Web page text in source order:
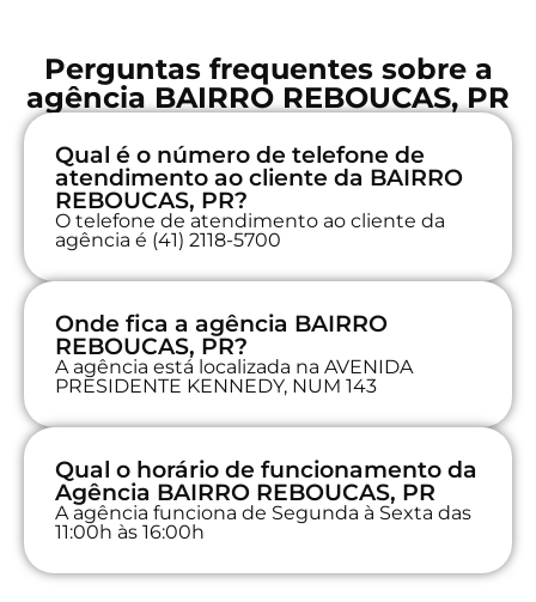
Perguntas frequentes sobre a
agência BAIRRO REBOUCAS, PR
Qual é o número de telefone de
atendimento ao cliente da BAIRRO
REBOUCAS, PR?
O telefone de atendimento ao cliente da
agência é (41) 2118-5700
Onde fica a agência BAIRRO
REBOUCAS, PR?
A agência está localizada na AVENIDA
PRESIDENTE KENNEDY, NUM 143
Qual o horário de funcionamento da
Agência BAIRRO REBOUCAS, PR
A agência funciona de Segunda à Sexta das
11:00h às 16:00h